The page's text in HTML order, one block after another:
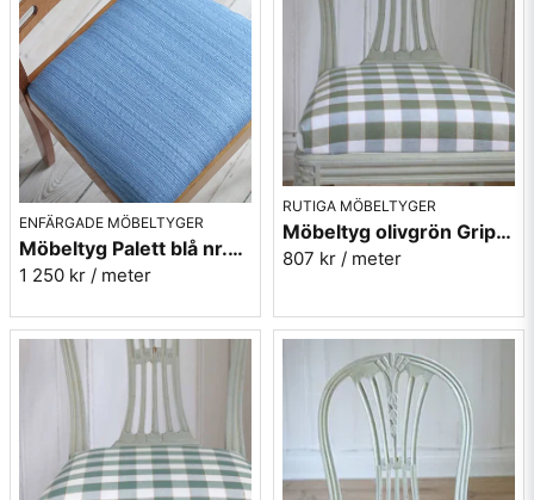
ENFÄRGADE MÖBELTYGER
Möbeltyg Palett blå nr.50 - Carl Malmstens-kvalitet
1 250 kr / meter
RUTIGA MÖBELTYGER
Möbeltyg olivgrön Gripsholmsruta - Ekeby nr.72
807 kr / meter